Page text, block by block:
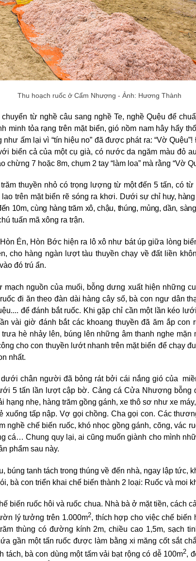
Thu hoạch ruốc ở Cẩm Nhượng - Ảnh: Hương Thành
từ nghề câu sang nghề Te, nghề Quệu để
minh tỏa rạng trên mặt biển, gió nồm nam hây hẩy
ấm lại vì “tín hiệu no” đã được phát ra: “Vờ
biển cả của một cụ già, có nước da ngăm màu đỏ
chừng 7 hoặc 8m, chụm 2 tay “làm loa” mà rằng “Vờ
thuyền nhỏ có trọng lượng từ một đến 5 tấn, có
trên mặt biển rẽ sóng ra khơi. Dưới sự chỉ huy,
10m, cùng hàng trăm xô, chậu, thúng, mủng, dần,
tuấn mã xông ra trận.
Én, Hòn Bớc hiện ra lô xô như bát úp giữa lòng
cho hàng ngàn lượt tàu thuyền chạy về đất liền
đó trú ẩn.
mạch nguồn của muối, bỗng dưng xuất hiện những
đi ăn theo đàn dài hàng cây số, bà con ngư dân
để đánh bắt ruốc. Khi gặp chỉ cần một lần kéo
vài giờ đánh bắt các khoang thuyền đã ăm ắp con
hè nhảy lên, búng lên những âm thanh nghe mặn
cho con thuyền lướt nhanh trên mặt biển để chạy
nhất.
dưới chân người đã bỏng rát bởi cái nắng gió của
5 tấn lần lượt cập bờ. Cảng cá Cửa Nhượng bỗng
hạng nhẹ, hàng trăm gồng gánh, xe thô sơ như xe
xuống tấp nập. Vợ gọi chồng. Cha gọi con. Các
nghề chế biến ruốc, khó nhọc gồng gánh, cõng, vác
cá… Chung quy lại, ai cũng muốn giành cho mình
phẩm sau này.
búng tanh tách trong thúng về đến nhà, ngay lập tức,
bà con triển khai chế biến thành 2 loại: Ruốc và moi
biến ruốc hôi và ruốc chua. Nhà bà ở mặt tiền, cách
lý tưởng trên 1.000m2, thích hợp cho việc chế biến
thùng có đường kính 2m, chiều cao 1,5m, sạch
gần một tấn ruốc được làm bằng xi măng cốt sắt
tách, bà con dùng một tấm vải bạt rộng có dễ 100m2,